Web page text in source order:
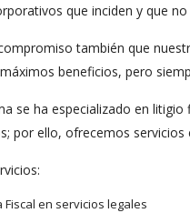
que inciden y que
también que
beneficios, pero
se ha especializado en
por ello, ofrecemos servicios
Fiscal en servicios legales